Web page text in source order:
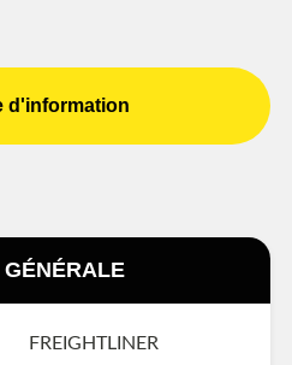
d'information
FREIGHTLINER